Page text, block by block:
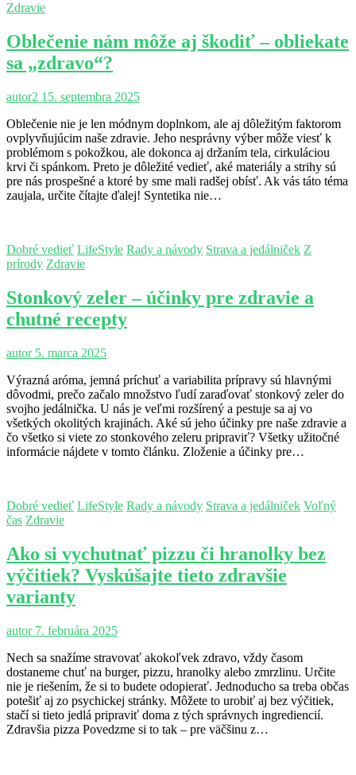
Zdravie
Oblečenie nám môže aj škodiť – obliekate
sa „zdravo“?
autor2 15. septembra 2025
Oblečenie nie je len módnym doplnkom, ale aj dôležitým faktorom
ovplyvňujúcim naše zdravie. Jeho nesprávny výber môže viesť k
problémom s pokožkou, ale dokonca aj držaním tela, cirkuláciou
krvi či spánkom. Preto je dôležité vedieť, aké materiály a strihy sú
pre nás prospešné a ktoré by sme mali radšej obísť. Ak vás táto téma
zaujala, určite čítajte ďalej! Syntetika nie…
Dobré vedieť LifeStyle Rady a návody Strava a jedálniček Z
prírody Zdravie
Stonkový zeler – účinky pre zdravie a
chutné recepty
autor5. marca 2025
Výrazná aróma, jemná príchuť a variabilita prípravy sú hlavnými
dôvodmi, prečo začalo množstvo ľudí zaraďovať stonkový zeler do
svojho jedálnička. U nás je veľmi rozšírený a pestuje sa aj vo
všetkých okolitých krajinách. Aké sú jeho účinky pre naše zdravie a
čo všetko si viete zo stonkového zeleru pripraviť? Všetky užitočné
informácie nájdete v tomto článku. Zloženie a účinky pre…
Dobré vedieť LifeStyle Rady a návody Strava a jedálniček Voľný
čas Zdravie
Ako si vychutnať pizzu či hranolky bez
výčitiek? Vyskúšajte tieto zdravšie
varianty
autor7. februára 2025
Nech sa snažíme stravovať akokoľvek zdravo, vždy časom
dostaneme chuť na burger, pizzu, hranolky alebo zmrzlinu. Určite
nie je riešením, že si to budete odopierať. Jednoducho sa treba občas
potešiť aj zo psychickej stránky. Môžete to urobiť aj bez výčitiek,
stačí si tieto jedlá pripraviť doma z tých správnych ingrediencií.
Zdravšia pizza Povedzme si to tak – pre väčšinu z…